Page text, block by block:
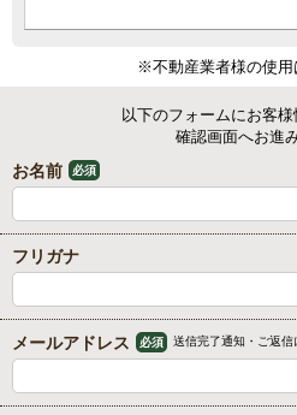
※不動産業者様の使用
以下のフォームにお客様
確認画面へお進
お名前 必須
フリガナ
メールアドレス 必須 送信完了通知・ご返信